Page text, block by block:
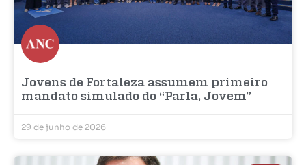
Jovens de Fortaleza assumem primeiro
mandato simulado do “Parla, Jovem”
29 de junho de 2026